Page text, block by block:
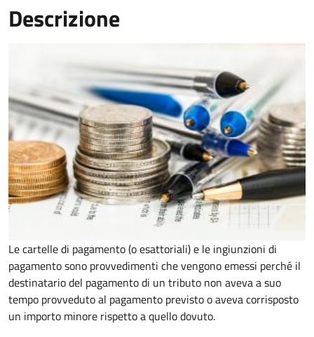
Descrizione
Le cartelle di pagamento (o esattoriali) e le ingiunzioni di
pagamento sono provvedimenti che vengono emessi perché il
destinatario del pagamento di un tributo non aveva a suo
tempo provveduto al pagamento previsto o aveva corrisposto
un importo minore rispetto a quello dovuto.